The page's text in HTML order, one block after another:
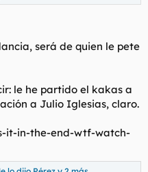
será de quien le pete
le he partido el kakas a
a Julio Iglesias, claro.